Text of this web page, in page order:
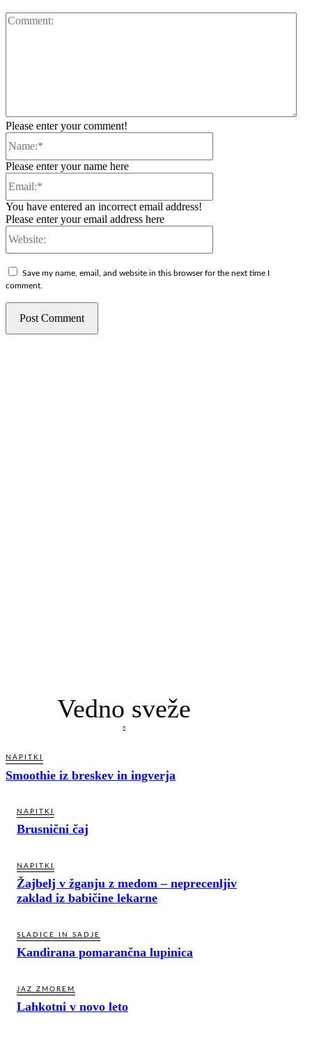
Please enter your comment!
Please enter your name here
You have entered an incorrect email address!
Please enter your email address here
Save my name, email, and website in this browser for the next time I
comment.
Vedno sveže
NAPITKI
Smoothie iz breskev in ingverja
NAPITKI
Brusnični čaj
NAPITKI
Žajbelj v žganju z medom – neprecenljiv
zaklad iz babičine lekarne
SLADICE IN SADJE
Kandirana pomarančna lupinica
JAZ ZMOREM
Lahkotni v novo leto